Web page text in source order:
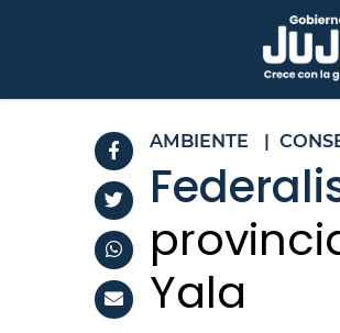
AMBIENTE |
Yala